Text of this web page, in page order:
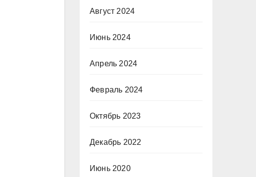
Август 2024
Июнь 2024
Апрель 2024
Февраль 2024
Октябрь 2023
Декабрь 2022
Июнь 2020